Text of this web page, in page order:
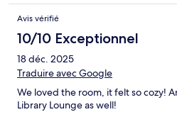
Avis vérifié
10/10 Exceptionnel
18 déc. 2025
Traduire avec Google
We loved the room, it felt so cozy!
Library Lounge as well!